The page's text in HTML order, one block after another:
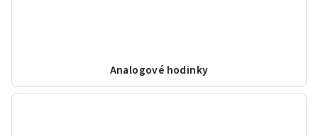
Analogové hodinky